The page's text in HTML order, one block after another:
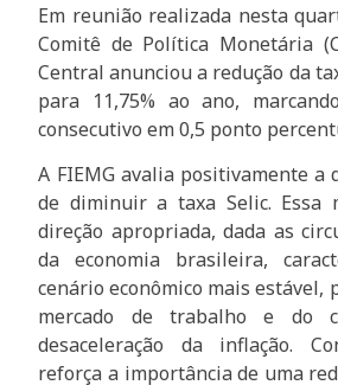
Em reunião realizada nesta
Comitê de Política Monetária
Central anunciou a redução da
para 11,75% ao ano,
consecutivo em 0,5 ponto
A FIEMG avalia positivamente a
de diminuir a taxa Selic. Essa
direção apropriada, dada as
da economia brasileira,
cenário econômico mais estável,
mercado de trabalho e do
desaceleração da inflação.
reforça a importância de uma